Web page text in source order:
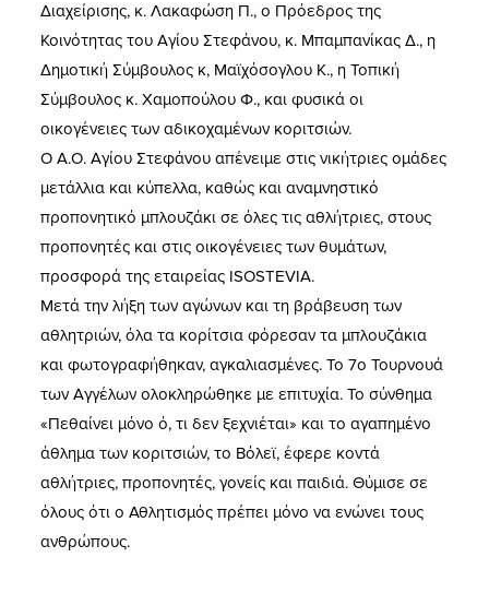
Διαχείρισης, κ. Λακαφώση Π., ο Πρόεδρος της
Κοινότητας του Αγίου Στεφάνου, κ. Μπαμπανίκας Δ., η
Δημοτική Σύμβουλος κ, Μαϊχόσογλου Κ., η Τοπική
Σύμβουλος κ. Χαμοπούλου Φ., και φυσικά οι
οικογένειες των αδικοχαμένων κοριτσιών.
Ο Α.Ο. Αγίου Στεφάνου απένειμε στις νικήτριες ομάδες
μετάλλια και κύπελλα, καθώς και αναμνηστικό
προπονητικό μπλουζάκι σε όλες τις αθλήτριες, στους
προπονητές και στις οικογένειες των θυμάτων,
προσφορά της εταιρείας ISOSTEVIA.
Μετά την λήξη των αγώνων και τη βράβευση των
αθλητριών, όλα τα κορίτσια φόρεσαν τα μπλουζάκια
και φωτογραφήθηκαν, αγκαλιασμένες. Το 7ο Τουρνουά
των Αγγέλων ολοκληρώθηκε με επιτυχία. Το σύνθημα
«Πεθαίνει μόνο ό, τι δεν ξεχνιέται» και το αγαπημένο
άθλημα των κοριτσιών, το Βόλεϊ, έφερε κοντά
αθλήτριες, προπονητές, γονείς και παιδιά. Θύμισε σε
όλους ότι ο Αθλητισμός πρέπει μόνο να ενώνει τους
ανθρώπους.